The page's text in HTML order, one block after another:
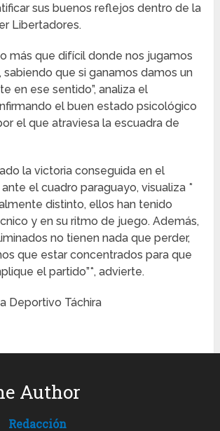
sus buenos reflejos dentro de la
Libertadores.
más que difícil donde nos jugamos
sabiendo que si ganamos damos un
en ese sentido”, analiza el
el buen estado psicológico
el que atraviesa la escuadra de
la victoria conseguida en el
el cuadro paraguayo, visualiza *
distinto, ellos han tenido
y en su ritmo de juego. Además,
no tienen nada que perder,
que estar concentrados para que
el partido”*, advierte.
Deportivo Táchira
Author
Redacción